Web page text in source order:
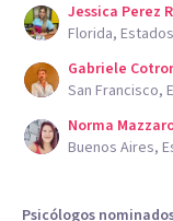
Jessica Perez
Florida,
Gabriele
San Francisco,
Norma
Buenos Aires,
Psicólogos